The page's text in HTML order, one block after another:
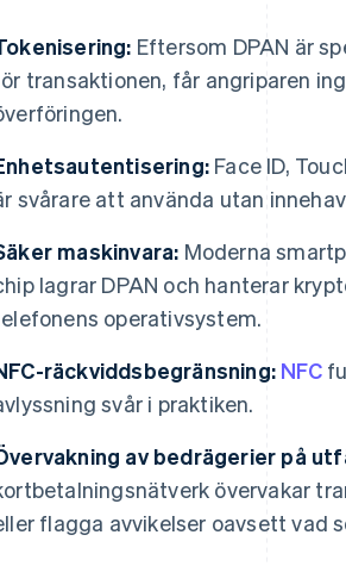
Eftersom DPAN är
transaktionen, får angriparen
Face ID,
svårare att använda utan
maskinvara: Moderna
lagrar DPAN och hanterar
operativsystem.
räckviddsbegränsning: NFC
svår i praktiken.
av bedrägerier på
övervakar
flagga avvikelser oavsett vad